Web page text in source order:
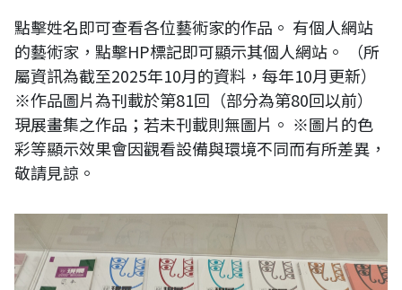
點擊姓名即可查看各位藝術家的作品。 有個人網站
的藝術家，點擊HP標記即可顯示其個人網站。 （所
屬資訊為截至2025年10月的資料，每年10月更新）
※作品圖片為刊載於第81回（部分為第80回以前）
現展畫集之作品；若未刊載則無圖片。 ※圖片的色
彩等顯示效果會因觀看設備與環境不同而有所差異，
敬請見諒。